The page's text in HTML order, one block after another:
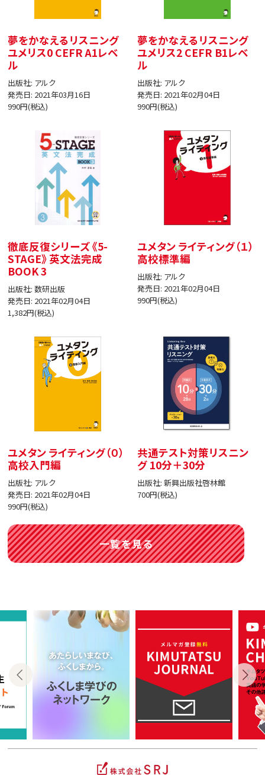
夢をかなえるリスニング
ユメリス0 CEFR A1レベ
ル
出版社: アルク
発売日: 2021年03月16日
990円(税込)
夢をかなえるリスニング
ユメリス2 CEFR B1レベ
ル
出版社: アルク
発売日: 2021年02月04日
990円(税込)
徹底反復シリーズ 《5-
STAGE》 英文法完成
BOOK 3
出版社: 数研出版
発売日: 2021年02月04日
1,382円(税込)
ユメタン ライティング（１）
高校標準編
出版社: アルク
発売日: 2021年02月04日
990円(税込)
ユメタン ライティング（０）
高校入門編
出版社: アルク
発売日: 2021年02月04日
990円(税込)
共通テスト対策リスニン
グ 10分＋30分
出版社: 新興出版社啓林館
700円(税込)
一覧を見る